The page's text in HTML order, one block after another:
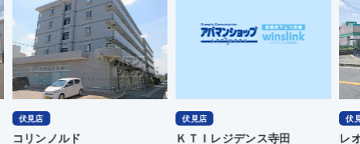
伏見店
コリンノルド
伏見店
ＫＴＩレジデンス寺田
伏
レ